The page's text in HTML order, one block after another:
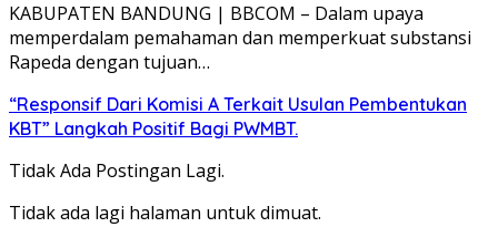
KABUPATEN BANDUNG | BBCOM – Dalam upaya
memperdalam pemahaman dan memperkuat substansi
Rapeda dengan tujuan…
“Responsif Dari Komisi A Terkait Usulan Pembentukan
KBT” Langkah Positif Bagi PWMBT.
Tidak Ada Postingan Lagi.
Tidak ada lagi halaman untuk dimuat.